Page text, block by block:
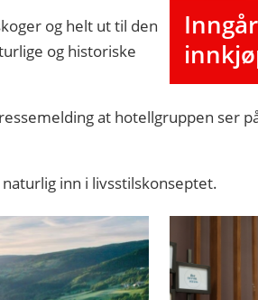
og helt ut til den
og historiske
at hotellgruppen ser
inn i livsstilskonseptet.